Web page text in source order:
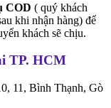
COD ( quý khách
khi nhận hàng) để
khách sẽ chịu.
TP. HCM
11, Bình Thạnh, Gò